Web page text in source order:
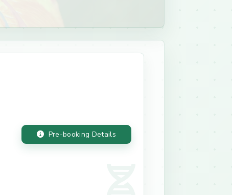
Pre-booking Details